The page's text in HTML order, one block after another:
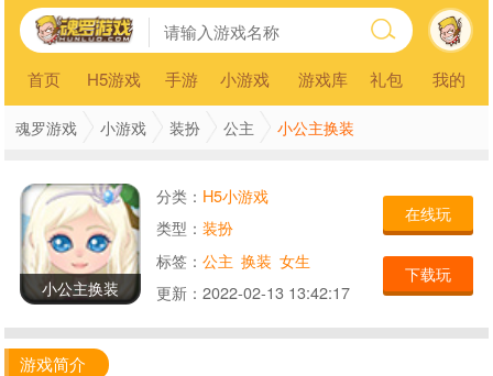
首页 H5游戏 手游 小游戏 游戏库 礼包 我的
魂罗游戏 小游戏 装扮 公主 小公主换装
小公主换装
分类： H5小游戏
类型： 装扮
标签： 公主 换装 女生
更新： 2022-02-13 13:42:17
在线玩
下载玩
游戏简介